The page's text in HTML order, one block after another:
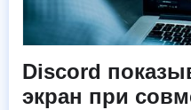
Discord
экран при